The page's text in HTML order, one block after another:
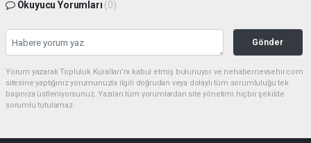
Okuyucu Yorumları (0)
Gönder
Yorum yazarak Topluluk Kuralları’nı kabul etmiş bulunuyor ve nehabernevsehir.com
sitesine yaptığınız yorumunuzla ilgili doğrudan veya dolaylı tüm sorumluluğu tek
başınıza üstleniyorsunuz. Yazılan tüm yorumlardan site yönetimi hiçbir şekilde
sorumlu tutulamaz.